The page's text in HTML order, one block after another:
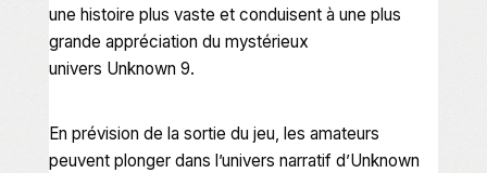
une histoire plus vaste et conduisent à une plus
grande appréciation du mystérieux
univers Unknown 9.
En prévision de la sortie du jeu, les amateurs
peuvent plonger dans l’univers narratif d’Unknown